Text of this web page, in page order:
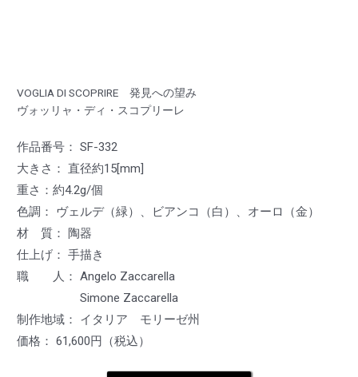
VOGLIA DI SCOPRIRE 発見への望み
ヴォッリャ・ディ・スコプリーレ
作品番号： SF-332
大きさ： 直径約15[mm]
重さ：約4.2g/個
色調： ヴェルデ（緑）、ビアンコ（白）、オーロ（金）
材 質： 陶器
仕上げ： 手描き
職 人： Angelo Zaccarella
Simone Zaccarella
制作地域： イタリア モリーゼ州
価格： 61,600円（税込）